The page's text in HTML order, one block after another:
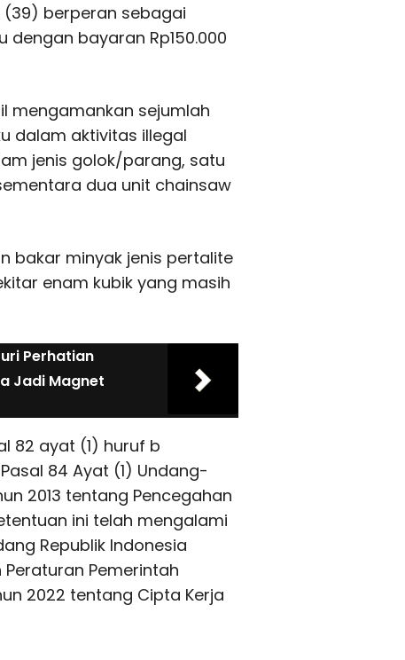
(39) berperan sebagai
bayaran Rp150.000
mengamankan sejumlah
dalam aktivitas illegal
jenis golok/parang, satu
dua unit chainsaw
bakar minyak jenis pertalite
enam kubik yang masih
Perhatian
Jadi Magnet
82 ayat (1) huruf b
84 Ayat (1) Undang-
2013 tentang Pencegahan
ini telah mengalami
Republik Indonesia
Pemerintah
2022 tentang Cipta Kerja